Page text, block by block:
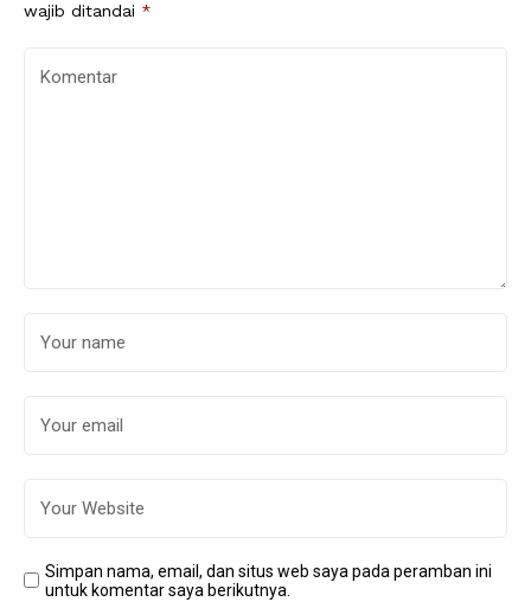
wajib ditandai *
Simpan nama, email, dan situs web saya pada peramban ini
untuk komentar saya berikutnya.